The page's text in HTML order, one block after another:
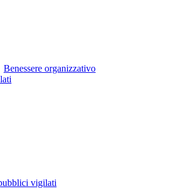
Benessere organizzativo
vigilati